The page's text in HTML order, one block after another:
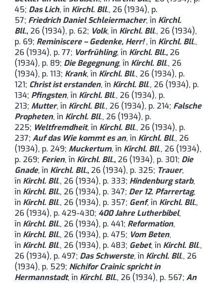
45; Das Lich, în Kirchl. Bll., 26 (1934), p.
57; Friedrich Daniel Schleiermacher, în Kirchl.
Bll., 26 (1934), p. 62; Volk, în Kirchl. Bll., 26 (1934),
p. 69; Reminiscere – Gedenke, Herr!, în Kirchl. Bll.,
26 (1934), p. 77; Vorfrühling, în Kirchl. Bll., 26
(1934), p. 89; Die Begegnung, în Kirchl. Bll., 26
(1934), p. 113; Krank, în Kirchl. Bll., 26 (1934), p.
121; Christ ist erstanden, în Kirchl. Bll., 26 (1934), p.
134; Pfingsten, în Kirchl. Bll., 26 (1934), p.
213; Mutter, în Kirchl. Bll., 26 (1934), p. 214; Falsche
Propheten, în Kirchl. Bll., 26 (1934), p.
225; Weltfremdheit, în Kirchl. Bll., 26 (1934), p.
237; Auf das Wie kommt es an, în Kirchl. Bll., 26
(1934), p. 249; Muckertum, în Kirchl. Bll., 26 (1934),
p. 269; Ferien, în Kirchl. Bll., 26 (1934), p. 301; Die
Gnade, în Kirchl. Bll., 26 (1934), p. 325; Trauer,
în Kirchl. Bll., 26 (1934), p. 333; Hindenburg starb,
în Kirchl. Bll., 26 (1934), p. 347; Der 12. Pfarrertag,
în Kirchl. Bll., 26 (1934), p. 357; Genf, în Kirchl. Bll.,
26 (1934), p. 429-430; 400 Jahre Lutherbibel,
în Kirchl. Bll., 26 (1934), p. 441; Reformation,
în Kirchl. Bll., 26 (1934), p. 475; Vom Beten,
în Kirchl. Bll., 26 (1934), p. 483; Gebet, în Kirchl. Bll.,
26 (1934), p. 497; Das Schwerste, în Kirchl. Bll., 26
(1934), p. 529; Nichifor Crainic spricht in
Hermannstadt, în Kirchl. Bll., 26 (1934), p. 567; An